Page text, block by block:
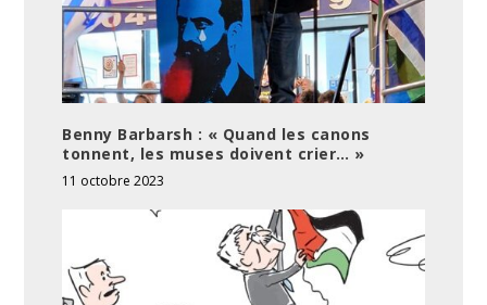
Benny Barbarsh : « Quand les canons
tonnent, les muses doivent crier… »
11 octobre 2023